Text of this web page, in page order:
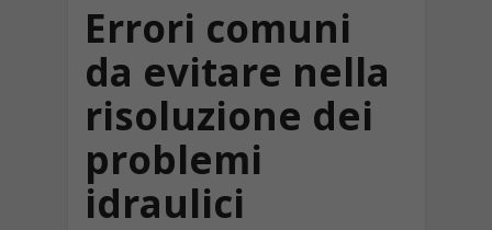
Errori comuni
da evitare nella
risoluzione dei
problemi
idraulici